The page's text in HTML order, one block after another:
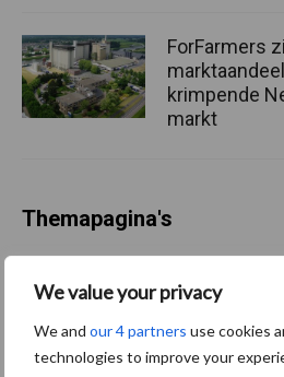
We value your privacy
We and our 4 partners use cookies
technologies to improve your
ForFarmers
krimpende
markt
Themapagina's
Diergezondheid